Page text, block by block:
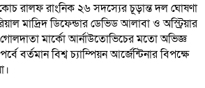
রালফ রাংনিক ২৬ সদস্যের চূড়ান্ত দল ঘোষণা
মাদ্রিদ ডিফেন্ডার ডেভিড আলাবা ও অস্ট্রিয়ার
গোলদাতা মার্কো আর্নাউতোভিচের মতো অভিজ্ঞ
বর্তমান বিশ্ব চ্যাম্পিয়ন আর্জেন্টিনার বিপক্ষে